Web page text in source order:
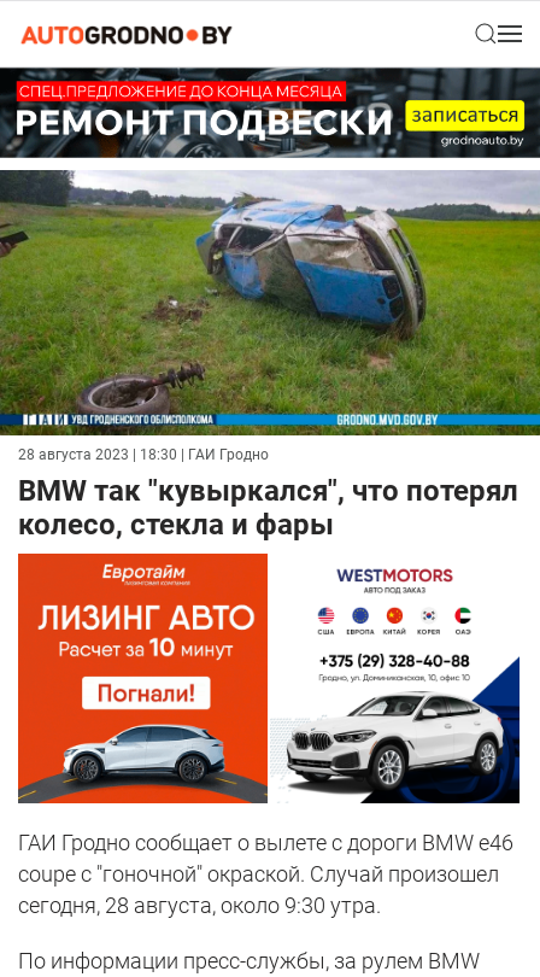
28 августа 2023 | 18:30 | ГАИ Гродно
BMW так "кувыркался", что потерял
колесо, стекла и фары
ГАИ Гродно сообщает о вылете с дороги BMW e46
coupe с "гоночной" окраской. Случай произошел
сегодня, 28 августа, около 9:30 утра.
По информации пресс-службы, за рулем BMW